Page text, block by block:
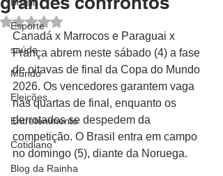
Esporte
saúde
Mundo
Eleições
Entretenimento
Cotidiano
Blog da Rainha
Avaliado com NaN de 5 estrelas.
Canadá x Marrocos e Paraguai x
França abrem neste sábado (4) a fase
de oitavas de final da Copa do Mundo
2026. Os vencedores garantem vaga
nas quartas de final, enquanto os
derrotados se despedem da
competição. O Brasil entra em campo
no domingo (5), diante da Noruega.